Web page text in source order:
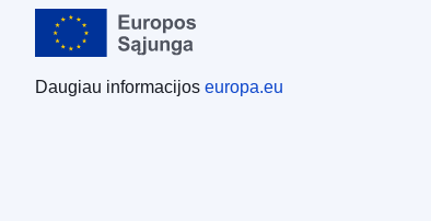
Daugiau informacijos europa.eu